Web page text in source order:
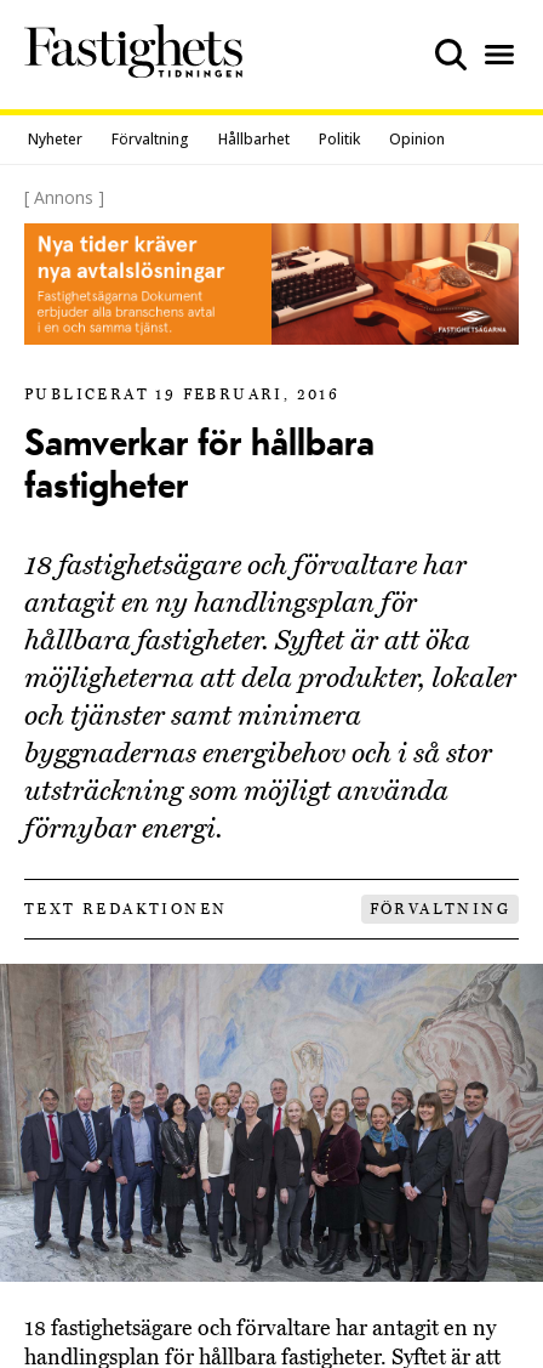
content
Nyheter Förvaltning Hållbarhet Politik Opinion
[ Annons ]
PUBLICERAT 19 FEBRUARI, 2016
Samverkar för hållbara
fastigheter
18 fastighetsägare och förvaltare har
antagit en ny handlingsplan för
hållbara fastigheter. Syftet är att öka
möjligheterna att dela produkter, lokaler
och tjänster samt minimera
byggnadernas energibehov och i så stor
utsträckning som möjligt använda
förnybar energi.
TEXT REDAKTIONEN FÖRVALTNING
18 fastighetsägare och förvaltare har antagit en ny
handlingsplan för hållbara fastigheter. Syftet är att